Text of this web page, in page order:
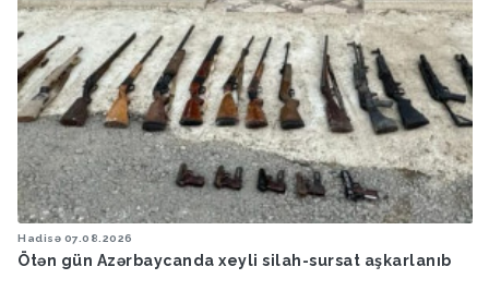
Hadisə 07.08.2026
Ötən gün Azərbaycanda xeyli silah-sursat aşkarlanıb